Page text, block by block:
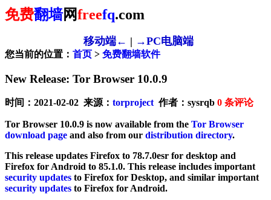
免费翻墙网freefq.com
移动端← | →PC电脑端
您当前的位置： 首页 > 免费翻墙软件
New Release: Tor Browser 10.0.9
时间：2021-02-02 来源： torproject作者：sysrqb 0 条评论
Tor Browser 10.0.9 is now available from the Tor Browser
download page and also from our distribution directory.
This release updates Firefox to 78.7.0esr for desktop and
Firefox for Android to 85.1.0. This release includes important
security updates to Firefox for Desktop, and similar important
security updates to Firefox for Android.